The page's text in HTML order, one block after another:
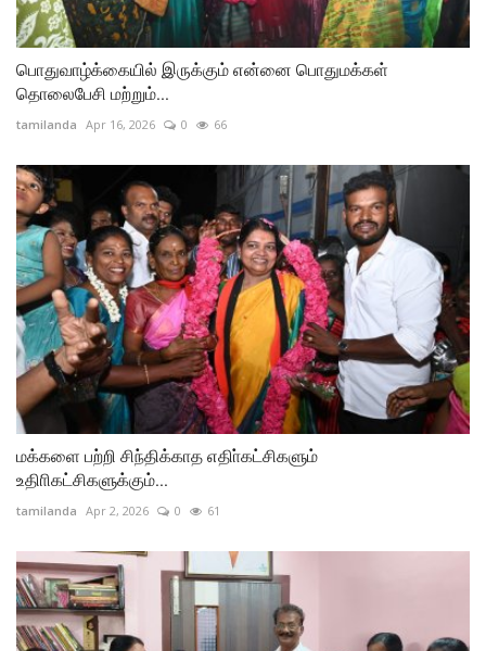
பொதுவாழ்க்கையில் இருக்கும் என்னை பொதுமக்கள்
தொலைபேசி மற்றும்...
tamilanda Apr 16, 2026 0 66
மக்களை பற்றி சிந்திக்காத எதிா்கட்சிகளும்
உதிாிகட்சிகளுக்கும்...
tamilanda Apr 2, 2026 0 61